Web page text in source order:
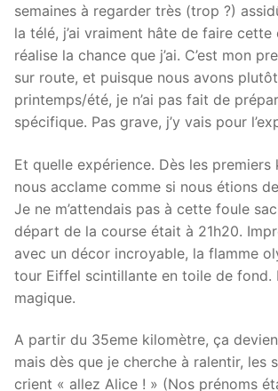
semaines à regarder très (trop ?)
la télé, j’ai vraiment hâte de faire cette
réalise la chance que j’ai. C’est mon
sur route, et puisque nous avons
printemps/été, je n’ai pas fait de
spécifique. Pas grave, j’y vais pour
Et quelle expérience. Dès les premiers
nous acclame comme si nous étions
Je ne m’attendais pas à cette foule
départ de la course était à 21h20.
avec un décor incroyable, la flamme
tour Eiffel scintillante en toile de fond.
magique.
A partir du 35eme kilomètre, ça
mais dès que je cherche à ralentir, les
crient « allez Alice ! » (Nos prénoms